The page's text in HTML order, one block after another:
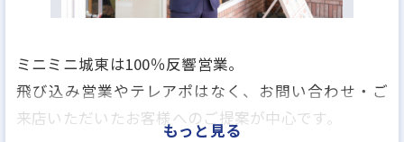
ミニミニ城東は100％反響営業。
飛び込み営業やテレアポはなく、お問い合わせ・ご
来店いただいたお客様へのご提案が中心です。
もっと見る